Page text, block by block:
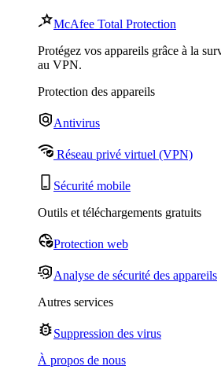
McAfee Total Protection
Protégez vos appareils grâce à la
au VPN.
Protection des appareils
Antivirus
Réseau privé virtuel (VPN)
Sécurité mobile
Outils et téléchargements gratuits
Protection web
Analyse de sécurité des appareils
Autres services
Suppression des virus
À propos de nous